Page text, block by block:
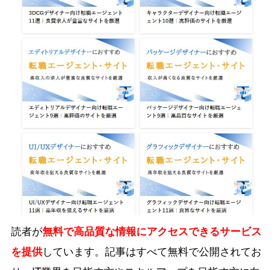
読者が無料で高品質な情報にアクセスできるサービス
を提供しています。記事はすべて無料で公開されてお